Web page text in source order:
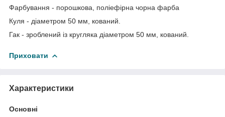
Фарбування - порошкова, поліефірна чорна фарба
Куля - діаметром 50 мм, кований.
Гак - зроблений із кругляка діаметром 50 мм, кований.
Приховати
Характеристики
Основні